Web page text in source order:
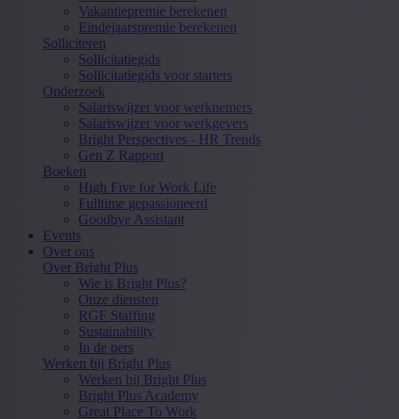
Vakantiepremie berekenen
Eindejaarspremie berekenen
Solliciteren
Sollicitatiegids
Sollicitatiegids voor starters
Onderzoek
Salariswijzer voor werknemers
Salariswijzer voor werkgevers
Bright Perspectives - HR Trends
Gen Z Rapport
Boeken
High Five for Work Life
Fulltime gepassioneerd
Goodbye Assistant
Events
Over ons
Over Bright Plus
Wie is Bright Plus?
Onze diensten
RGF Staffing
Sustainability
In de pers
Werken bij Bright Plus
Werken bij Bright Plus
Bright Plus Academy
Great Place To Work